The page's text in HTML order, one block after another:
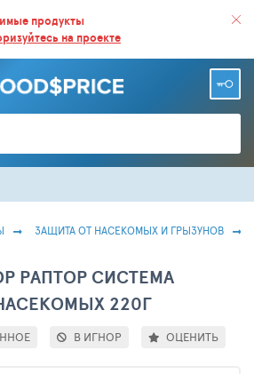
НА ПРОДУКТЫ В МАГАЗИНАХ.
ОБНОВЛЕНИЕ ЦЕН.
продукты
на проекте
ЗАЩИТА ОТ НАСЕКОМЫХ И ГРЫЗУНОВ
РАПТОР СИСТЕМА
220Г
В ИГНОР ОЦЕНИТЬ